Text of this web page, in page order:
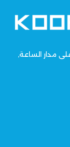
مدار الساعة,